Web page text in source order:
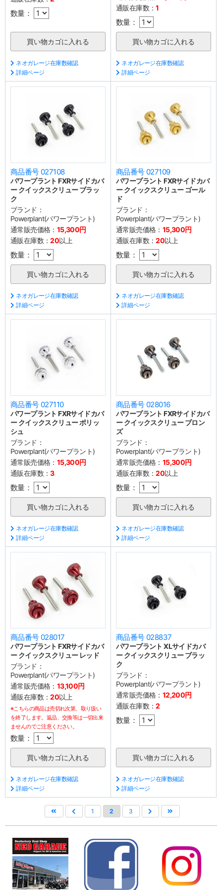
数量：
ネオガレージ在庫数確認
詳細ページ
通販在庫数：1
数量：
ネオガレージ在庫数確認
詳細ページ
商品番号 027108
パワープラント FXRサイドカバ
ー クイックスクリュー ブラッ
ク
ブランド：
Powerplant(パワープラント)
通常販売価格： 15,300円
通販在庫数：20以上
数量：
ネオガレージ在庫数確認
詳細ページ
商品番号 027109
パワープラント FXRサイドカバ
ー クイックスクリュー ゴール
ド
ブランド：
Powerplant(パワープラント)
通常販売価格： 15,300円
通販在庫数：20以上
数量：
ネオガレージ在庫数確認
詳細ページ
商品番号 027110
パワープラント FXRサイドカバ
ー クイックスクリュー ポリッ
シュ
ブランド：
Powerplant(パワープラント)
通常販売価格： 15,300円
通販在庫数：3
数量：
ネオガレージ在庫数確認
詳細ページ
商品番号 028016
パワープラント FXRサイドカバ
ー クイックスクリュー ブロン
ズ
ブランド：
Powerplant(パワープラント)
通常販売価格： 15,300円
通販在庫数：20以上
数量：
ネオガレージ在庫数確認
詳細ページ
商品番号 028017
パワープラント FXRサイドカバ
ー クイックスクリュー レッド
ブランド：
Powerplant(パワープラント)
通常販売価格： 13,100円
通販在庫数：20以上
※こちらの商品は売切れ次第、取り扱い
を終了します。返品、交換等は一切出来
ませんのでご注意ください。
数量：
ネオガレージ在庫数確認
詳細ページ
商品番号 028837
パワープラント XLサイドカバ
ー クイックスクリュー ブラッ
ク
ブランド：
Powerplant(パワープラント)
通常販売価格： 12,200円
通販在庫数：2
数量：
ネオガレージ在庫数確認
詳細ページ
1 2 3